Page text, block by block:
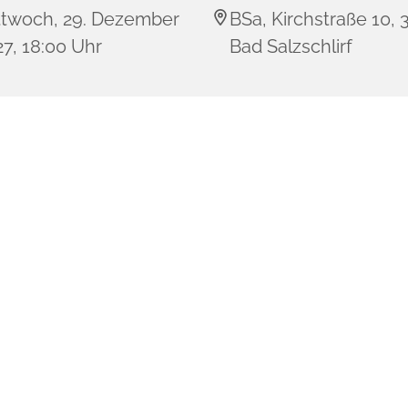
29. Dezember
18:00 Uhr
BSa, Kirchstraße 10,
Bad Salzschlirf